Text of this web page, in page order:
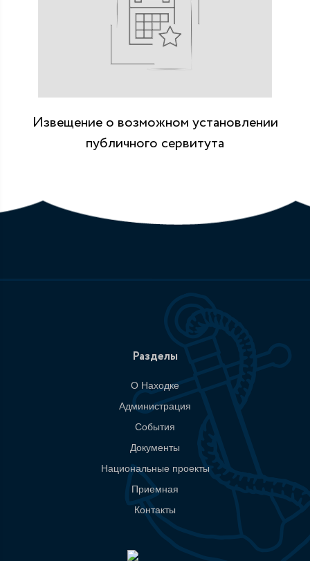
Извещение о возможном установлении
публичного сервитута
Разделы
О Находке
Администрация
События
Документы
Национальные проекты
Приемная
Контакты